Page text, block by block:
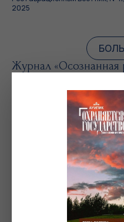
2025
Журнал «Осознанная